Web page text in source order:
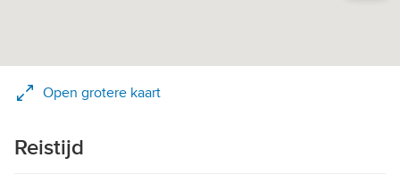
Open grotere kaart
Reistijd